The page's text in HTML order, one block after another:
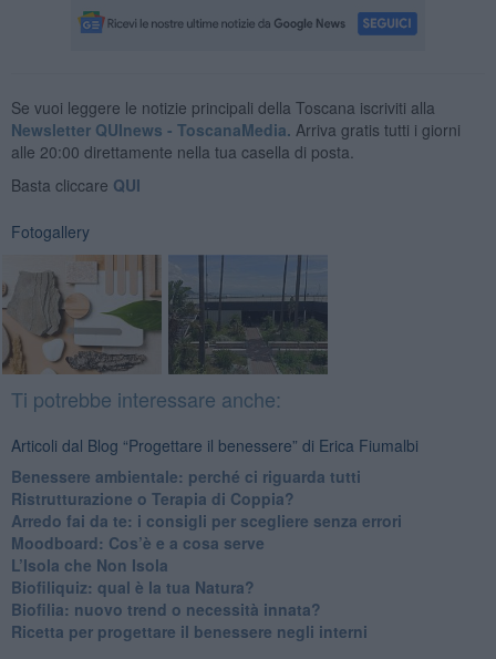
Se vuoi leggere le notizie principali della Toscana iscriviti alla
Newsletter QUInews - ToscanaMedia. Arriva gratis tutti i giorni
alle 20:00 direttamente nella tua casella di posta.
Basta cliccare QUI
Fotogallery
Ti potrebbe interessare anche:
Articoli dal Blog “Progettare il benessere” di Erica Fiumalbi
Benessere ambientale: perché ci riguarda tutti
Ristrutturazione o Terapia di Coppia?
​Arredo fai da te: i consigli per scegliere senza errori
Moodboard: Cos’è e a cosa serve
L’Isola che Non Isola
​Biofiliquiz: qual è la tua Natura?
​Biofilia: nuovo trend o necessità innata?
​Ricetta per progettare il benessere negli interni